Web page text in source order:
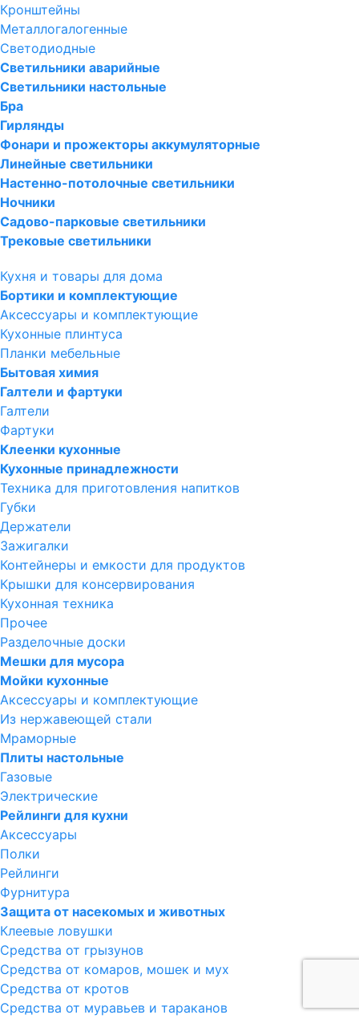
Кронштейны
Металлогалогенные
Светодиодные
Светильники аварийные
Светильники настольные
Бра
Гирлянды
Фонари и прожекторы аккумуляторные
Линейные светильники
Настенно-потолочные светильники
Ночники
Садово-парковые светильники
Трековые светильники
Кухня и товары для дома
Бортики и комплектующие
Аксессуары и комплектующие
Кухонные плинтуса
Планки мебельные
Бытовая химия
Галтели и фартуки
Галтели
Фартуки
Клеенки кухонные
Кухонные принадлежности
Техника для приготовления напитков
Губки
Держатели
Зажигалки
Контейнеры и емкости для продуктов
Крышки для консервирования
Кухонная техника
Прочее
Разделочные доски
Мешки для мусора
Мойки кухонные
Аксессуары и комплектующие
Из нержавеющей стали
Мраморные
Плиты настольные
Газовые
Электрические
Рейлинги для кухни
Аксессуары
Полки
Рейлинги
Фурнитура
Защита от насекомых и животных
Клеевые ловушки
Средства от грызунов
Средства от комаров, мошек и мух
Средства от кротов
Средства от муравьев и тараканов